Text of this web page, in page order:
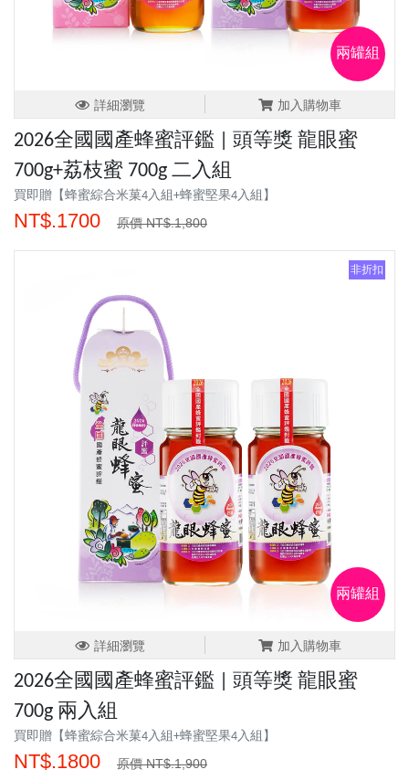
兩罐組
詳細瀏覽 加入購物車
2026全國國產蜂蜜評鑑 | 頭等獎 龍眼蜜
700g+荔枝蜜 700g 二入組
買即贈【蜂蜜綜合米菓4入組+蜂蜜堅果4入組】
NT$.1700 原價 NT$.1,800
非折扣
兩罐組
詳細瀏覽 加入購物車
2026全國國產蜂蜜評鑑 | 頭等獎 龍眼蜜
700g 兩入組
買即贈【蜂蜜綜合米菓4入組+蜂蜜堅果4入組】
NT$.1800 原價 NT$.1,900